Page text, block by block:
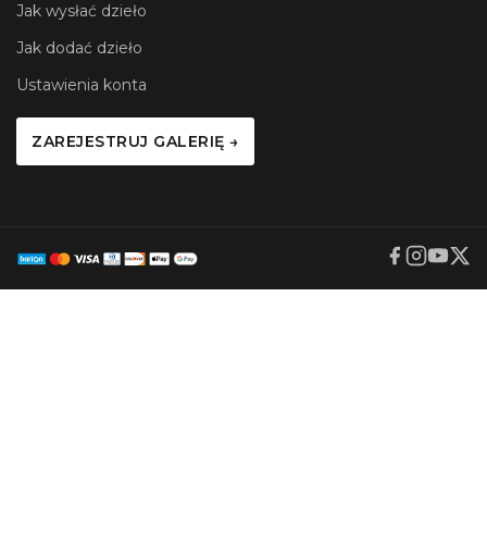
Jak wysłać dzieło
Jak dodać dzieło
Ustawienia konta
ZAREJESTRUJ GALERIĘ →